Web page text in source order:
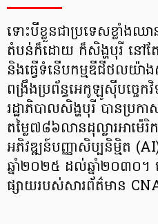
ទោះបីខ្លួនជាប្រទេសខ្លាំងឈា
តំបន់ក៏ដោយ ក៏សិង្ហបុរី នៅតែ
និងធ្វើទំនើបកម្មឌីជីថលយ៉ា
ពង្រឹងប្រព័ន្ធអេកូឡូស៊ីបច្ចេកវិ
រដ្ឋាភិបាលសិង្ហបុរី បានប្រ
តម្លៃ៧៨៦លានដុល្លារអាម៉េរិ
អភិវឌ្ឍន៍បញ្ញាសិប្បនិម្មិត
ឆ្នាំ២០២៥ ដល់ឆ្នាំ២០៣០។
ផ្សាយរបស់សារព័ត៌មាន